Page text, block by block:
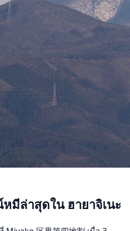
มีล่าสุดใน ฮายาจิเนะ